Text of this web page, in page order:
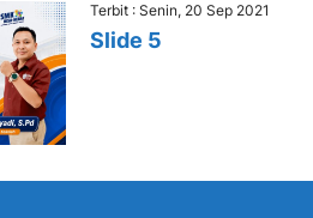
Terbit : Senin, 20 Sep 2021
Slide 5